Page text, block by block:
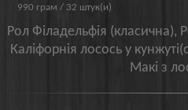
990 грам / 32 штук(и)
Рол Філадельфія (класична),
Каліфорнія лосось у
Макі з